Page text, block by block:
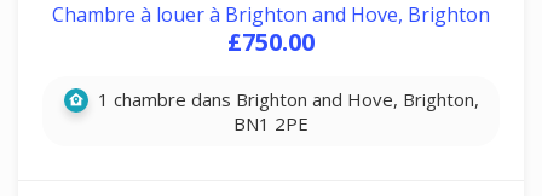
Chambre à louer à Brighton and Hove, Brighton
£750.00
1 chambre dans Brighton and Hove, Brighton,
BN1 2PE